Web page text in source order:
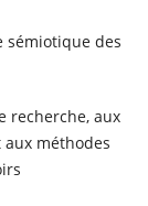
sémiotique des
recherche, aux
aux méthodes